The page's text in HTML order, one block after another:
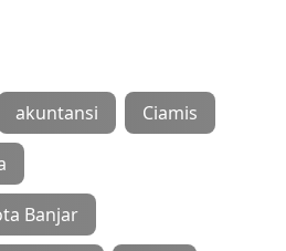
akuntansi Ciamis
Banjar